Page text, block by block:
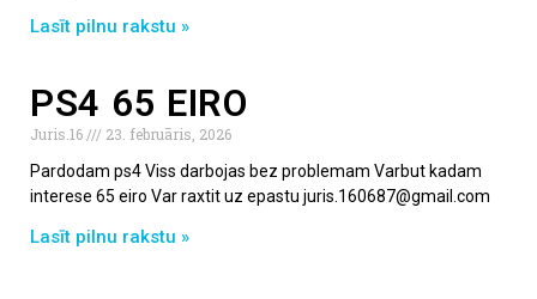
Lasīt pilnu rakstu »
PS4 65 EIRO
Juris.16
23. februāris, 2026
Pardodam ps4 Viss darbojas bez problemam Varbut kadam
interese 65 eiro Var raxtit uz epastu juris.160687@gmail.com
Lasīt pilnu rakstu »